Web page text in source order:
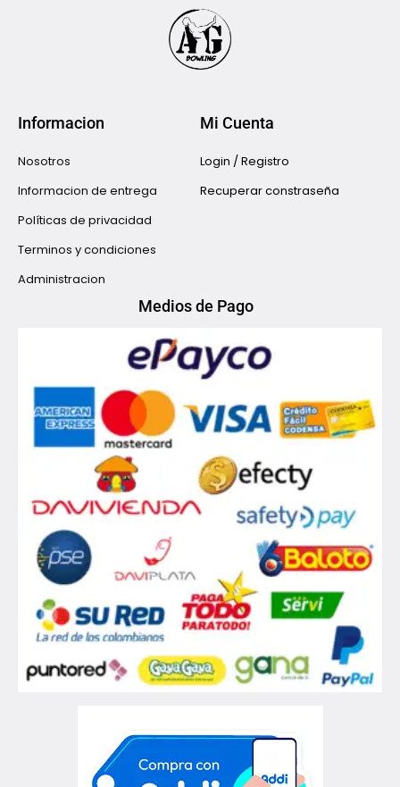
Informacion
Nosotros
Informacion de entrega
Políticas de privacidad
Terminos y condiciones
Administracion
Mi Cuenta
Login / Registro
Recuperar constraseña
Medios de Pago